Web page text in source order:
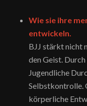
Wie sie ihre
entwickeln.
BJJ stärkt nicht
den Geist.
Jugendliche
Selbstkontrolle.
körperliche